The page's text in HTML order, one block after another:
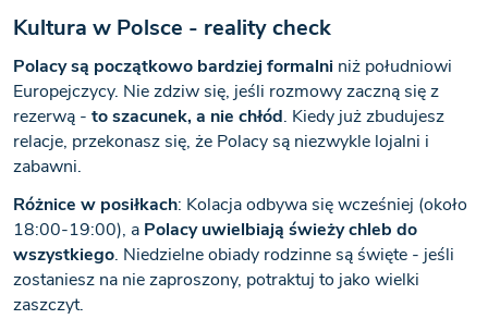
Kultura w Polsce - reality check
Polacy są początkowo bardziej formalni niż południowi
Europejczycy. Nie zdziw się, jeśli rozmowy zaczną się z
rezerwą - to szacunek, a nie chłód. Kiedy już zbudujesz
relacje, przekonasz się, że Polacy są niezwykle lojalni i
zabawni.
Różnice w posiłkach: Kolacja odbywa się wcześniej (około
18:00-19:00), a Polacy uwielbiają świeży chleb do
wszystkiego. Niedzielne obiady rodzinne są święte - jeśli
zostaniesz na nie zaproszony, potraktuj to jako wielki
zaszczyt.